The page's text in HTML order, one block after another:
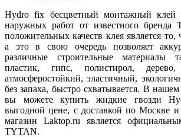
Hydro fix бесцветный монтажный клей
наружных работ от известного
положительных качеств клея является
а это в свою очередь позволяет
различные строительные материалы
пластик, гипс, полистирол,
атмосферостойкий, эластичный,
без запаха, быстро схватывается. В
вы можете купить жидкие гвозди
выгодной цене, с доставкой по Москве и
магазин Laktop.ru является
TYTAN.